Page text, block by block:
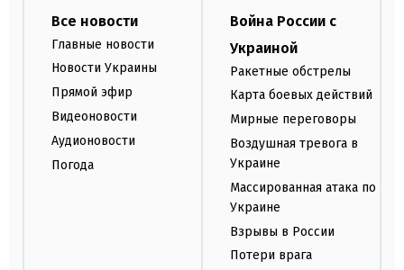
Все новости
Главные новости
Новости Украины
Прямой эфир
Видеоновости
Аудионовости
Погода
Война России с
Украиной
Ракетные обстрелы
Карта боевых действий
Мирные переговоры
Воздушная тревога в
Украине
Массированная атака по
Украине
Взрывы в России
Потери врага